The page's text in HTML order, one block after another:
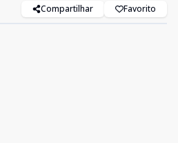
Compartilhar Favorito